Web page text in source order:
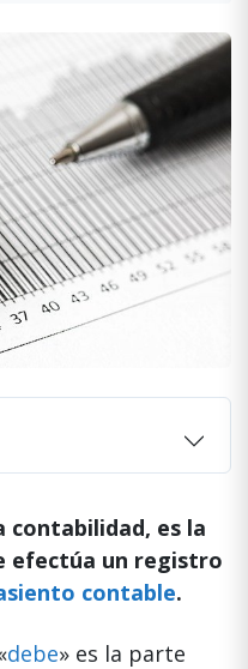
contabilidad, es la
efectúa un registro
contable.
debe» es la parte